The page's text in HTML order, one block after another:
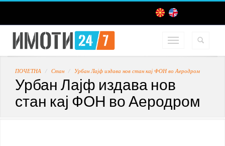
ПОЧЕТНА Стан Урбан Лајф издава нов стан кај ФОН во Аеродром
Урбан Лајф издава нов
стан кај ФОН во Аеродром